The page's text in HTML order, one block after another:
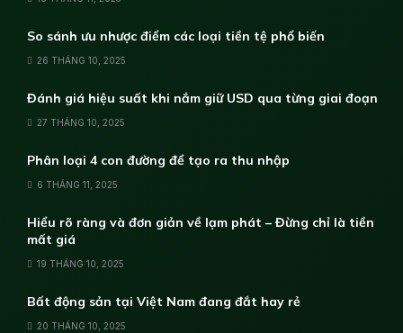
So sánh ưu nhược điểm các loại tiền tệ phổ biến
26 THÁNG 10, 2025
Đánh giá hiệu suất khi nắm giữ USD qua từng giai đoạn
27 THÁNG 10, 2025
Phân loại 4 con đường để tạo ra thu nhập
6 THÁNG 11, 2025
Hiểu rõ ràng và đơn giản về lạm phát – Đừng chỉ là tiền
mất giá
19 THÁNG 10, 2025
Bất động sản tại Việt Nam đang đắt hay rẻ
20 THÁNG 10, 2025